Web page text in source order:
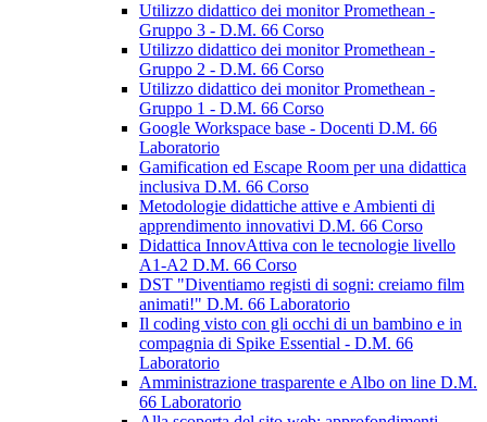
Utilizzo didattico dei monitor Promethean -
Gruppo 3 - D.M. 66 Corso
Utilizzo didattico dei monitor Promethean -
Gruppo 2 - D.M. 66 Corso
Utilizzo didattico dei monitor Promethean -
Gruppo 1 - D.M. 66 Corso
Google Workspace base - Docenti D.M. 66
Laboratorio
Gamification ed Escape Room per una didattica
inclusiva D.M. 66 Corso
Metodologie didattiche attive e Ambienti di
apprendimento innovativi D.M. 66 Corso
Didattica InnovAttiva con le tecnologie livello
A1-A2 D.M. 66 Corso
DST "Diventiamo registi di sogni: creiamo film
animati!" D.M. 66 Laboratorio
Il coding visto con gli occhi di un bambino e in
compagnia di Spike Essential - D.M. 66
Laboratorio
Amministrazione trasparente e Albo on line D.M.
66 Laboratorio